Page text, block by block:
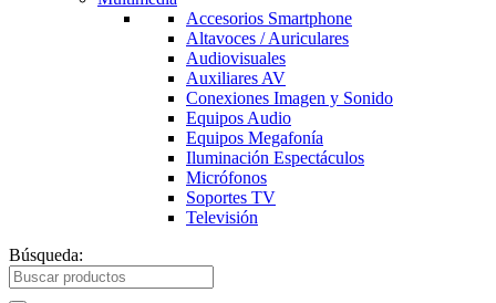
Accesorios Smartphone
Altavoces / Auriculares
Audiovisuales
Auxiliares AV
Conexiones Imagen y Sonido
Equipos Audio
Equipos Megafonía
Iluminación Espectáculos
Micrófonos
Soportes TV
Televisión
Búsqueda: